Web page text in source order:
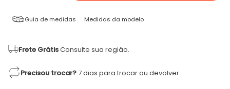
Guia de medidas Medidas da modelo
Frete GrátisConsulte sua região.
Precisou trocar?7 dias para trocar ou devolver